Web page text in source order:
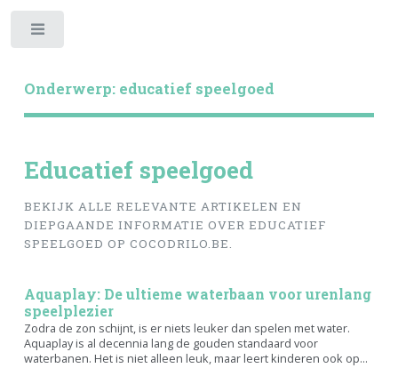
Onderwerp: educatief speelgoed
Educatief speelgoed
BEKIJK ALLE RELEVANTE ARTIKELEN EN
DIEPGAANDE INFORMATIE OVER EDUCATIEF
SPEELGOED OP COCODRILO.BE.
Aquaplay: De ultieme waterbaan voor urenlang
speelplezier
Zodra de zon schijnt, is er niets leuker dan spelen met water.
Aquaplay is al decennia lang de gouden standaard voor
waterbanen. Het is niet alleen leuk, maar leert kinderen ook op...